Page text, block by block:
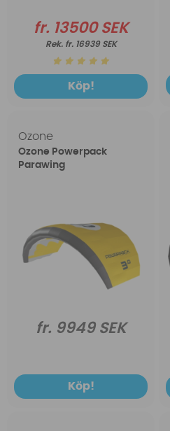
fr. 13500 SEK
fr. 16939 SEK
Köp!
Ozone
Ozone Powerpack
Parawing
fr. 9949 SEK
Köp!